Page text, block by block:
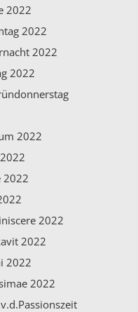
2022
2022
2022
2022
2022
2022
2022
2022
2022
2022